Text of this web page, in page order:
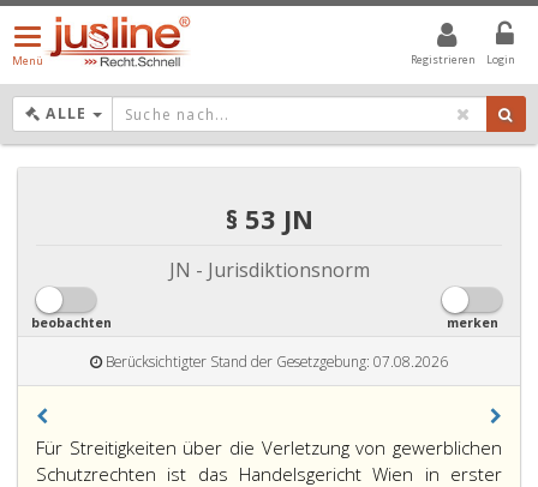
Registrieren Login
Menü
öffnen/schließen
Menü
ALLE DROPDOWN: GEWÄHLTER WERT IST ALLE
§ 53 JN
JN - Jurisdiktionsnorm
beobachten merken
Berücksichtigter Stand der Gesetzgebung: 07.08.2026
Paragraph
53,
Für Streitigkeiten über die Verletzung von gewerblichen
Schutzrechten ist das Handelsgericht Wien in erster